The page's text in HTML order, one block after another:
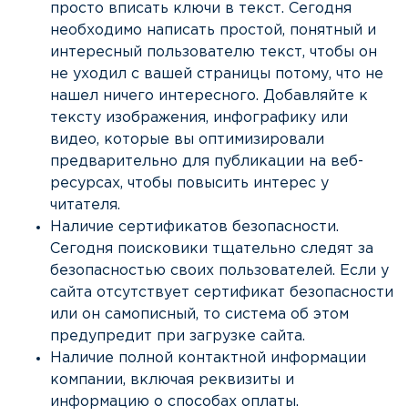
просто вписать ключи в текст. Сегодня
необходимо написать простой, понятный и
интересный пользователю текст, чтобы он
не уходил с вашей страницы потому, что не
нашел ничего интересного. Добавляйте к
тексту изображения, инфографику или
видео, которые вы оптимизировали
предварительно для публикации на веб-
ресурсах, чтобы повысить интерес у
читателя.
Наличие сертификатов безопасности.
Сегодня поисковики тщательно следят за
безопасностью своих пользователей. Если у
сайта отсутствует сертификат безопасности
или он самописный, то система об этом
предупредит при загрузке сайта.
Наличие полной контактной информации
компании, включая реквизиты и
информацию о способах оплаты.